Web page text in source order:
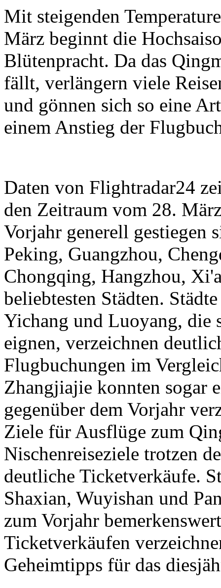
Mit steigenden
März beginnt die
Blütenpracht. Da das
fällt, verlängern viele
und gönnen sich so eine
einem Anstieg der
Daten von Flightradar24
den Zeitraum vom 28.
Vorjahr generell gestiegen
Peking, Guangzhou,
Chongqing, Hangzhou,
beliebtesten Städten.
Yichang und Luoyang, die
eignen, verzeichnen
Flugbuchungen im
Zhangjiajie konnten sogar
gegenüber dem Vorjahr
Ziele für Ausflüge zum
Nischenreiseziele trotzen
deutliche Ticketverkäufe.
Shaxian, Wuyishan und
zum Vorjahr
Ticketverkäufen
Geheimtipps für das